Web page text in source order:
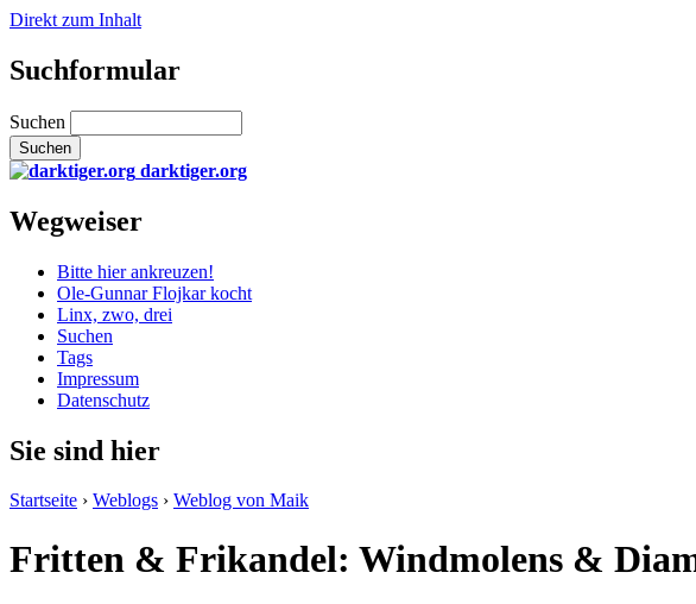
Direkt zum Inhalt
Suchformular
Suchen
darktiger.org
Wegweiser
Bitte hier ankreuzen!
Ole-Gunnar Flojkar kocht
Linx, zwo, drei
Suchen
Tags
Impressum
Datenschutz
Sie sind hier
Startseite › Weblogs › Weblog von Maik
Fritten & Frikandel: Windmolens &